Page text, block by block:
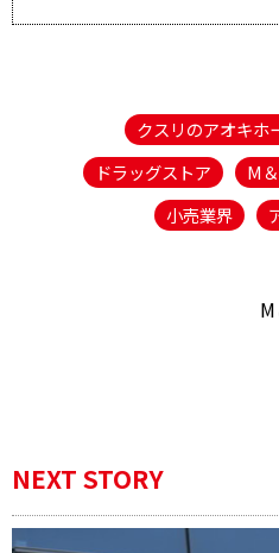
クスリのアオキホ
ドラッグストア
M
小売業界
NEXT STORY